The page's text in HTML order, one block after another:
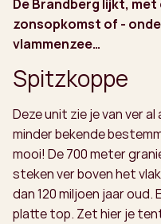
De Brandberg lijkt,
zonsopkomst of -
vlammenzee…
Spitzkoppe
Deze unit zie je van ver
minder bekende
mooi! De 700 meter
steken ver boven het
dan 120 miljoen jaar
platte top. Zet hier je